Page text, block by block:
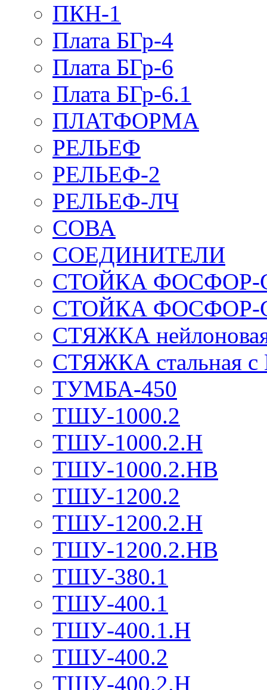
ПКН-1
Плата БГр-4
Плата БГр-6
Плата БГр-6.1
ПЛАТФОРМА
РЕЛЬЕФ
РЕЛЬЕФ-2
РЕЛЬЕФ-ЛЧ
СОВА
СОЕДИНИТЕЛИ
СТОЙКА ФОСФОР-
СТОЙКА ФОСФОР-
СТЯЖКА нейлоновая
СТЯЖКА стальная
ТУМБА-450
ТШУ-1000.2
ТШУ-1000.2.Н
ТШУ-1000.2.НВ
ТШУ-1200.2
ТШУ-1200.2.Н
ТШУ-1200.2.НВ
ТШУ-380.1
ТШУ-400.1
ТШУ-400.1.Н
ТШУ-400.2
ТШУ-400.2.Н